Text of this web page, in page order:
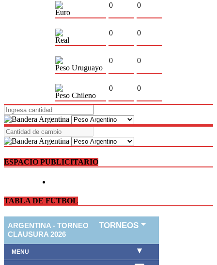
Euro
0 0
Real
0 0
Peso Uruguayo
0 0
Peso Chileno
0 0
ESPACIO PUBLICITARIO
TABLA DE FUTBOL